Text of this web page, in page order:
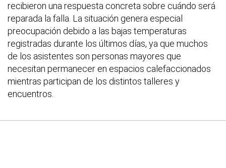
recibieron una respuesta concreta sobre cuándo será
reparada la falla. La situación genera especial
preocupación debido a las bajas temperaturas
registradas durante los últimos días, ya que muchos
de los asistentes son personas mayores que
necesitan permanecer en espacios calefaccionados
mientras participan de los distintos talleres y
encuentros.